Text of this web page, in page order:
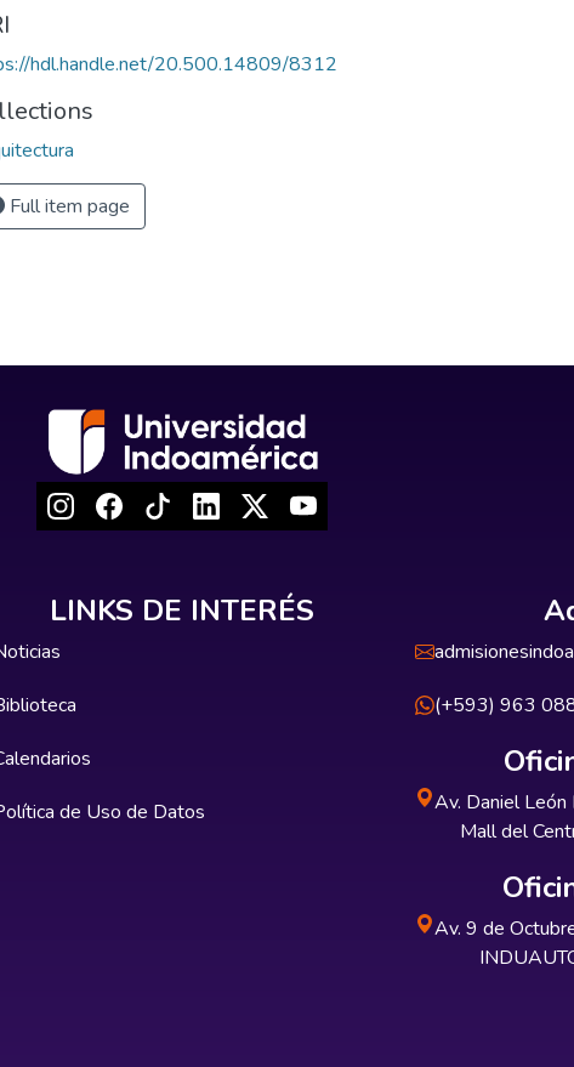
hdl.handle.net/20.500.14809/8312
Full item page
LINKS DE INTERÉS
de Uso de Datos
(+593) 963
Av. Daniel
Mall del
Av. 9 de